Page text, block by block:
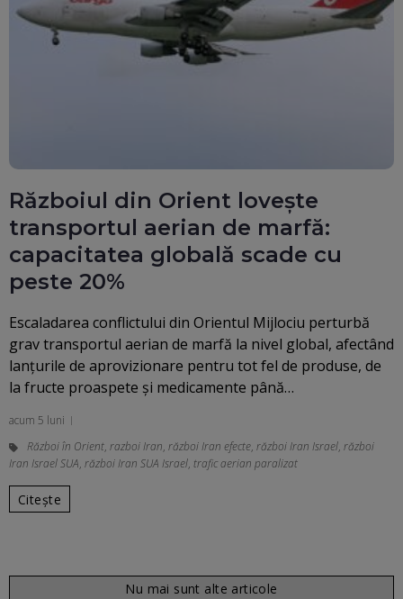
Războiul din Orient lovește
transportul aerian de marfă:
capacitatea globală scade cu
peste 20%
Escaladarea conflictului din Orientul Mijlociu perturbă
grav transportul aerian de marfă la nivel global, afectând
lanțurile de aprovizionare pentru tot fel de produse, de
la fructe proaspete și medicamente până…
acum 5 luni
Război în Orient, razboi Iran, război Iran efecte, război Iran Israel, război
Iran Israel SUA, război Iran SUA Israel, trafic aerian paralizat
Citește
Nu mai sunt alte articole